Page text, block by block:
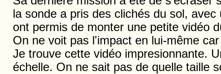
la sonde a pris des clichés du sol,
ont permis de monter une petite vidéo
On ne voit pas l'impact en lui-même
Je trouve cette vidéo impresionnante.
échelle. On ne sait pas de quelle taille